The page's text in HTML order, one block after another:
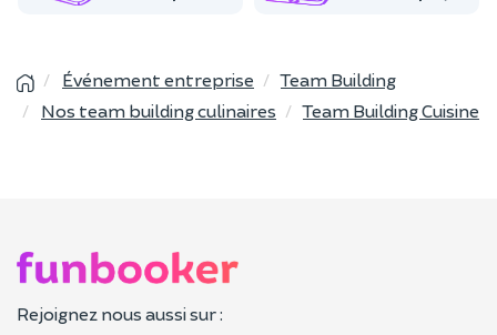
Événement entreprise
Team Building
Nos team building culinaires
Team Building Cuisine
Rejoignez nous aussi sur :